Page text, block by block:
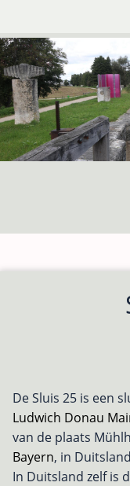
naar
de
inhoud
gaan
De Sluis 25 is een
Ludwich Donau
van de plaats
Bayern, in
In Duitsland zelf is